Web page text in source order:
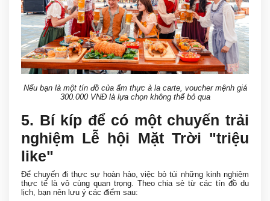
Nếu bạn là một tín đồ của ẩm thực à la carte, voucher mệnh giá
300.000 VNĐ là lựa chọn không thể bỏ qua
5. Bí kíp để có một chuyến trải
nghiệm Lễ hội Mặt Trời "triệu
like"
Để chuyến đi thực sự hoàn hảo, việc bỏ túi những kinh nghiệm
thực tế là vô cùng quan trọng. Theo chia sẻ từ các tín đồ du
lịch, bạn nên lưu ý các điểm sau: